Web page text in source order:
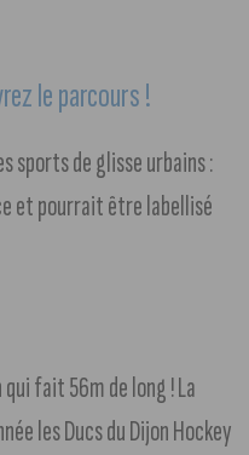
sports de glisse urbains :
et pourrait être labellisé
fait 56m de long ! La
les Ducs du Dijon Hockey